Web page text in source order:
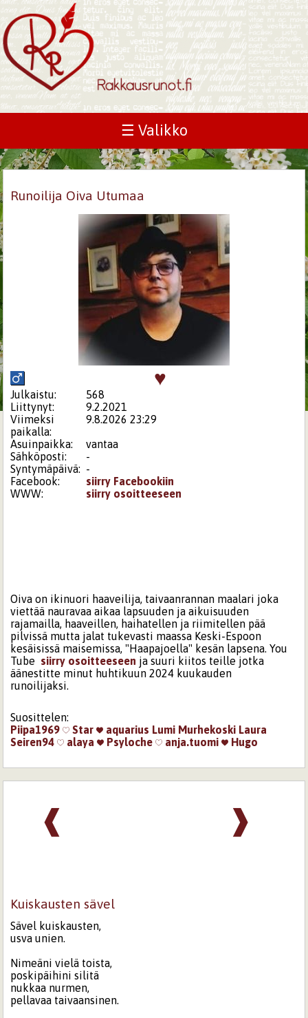
☰ Valikko
Runoilija Oiva Utumaa
♥
Julkaistu:
568
Liittynyt:
9.2.2021
Viimeksi
paikalla:
9.8.2026 23:29
Asuinpaikka:
vantaa
Sähköposti:
-
Syntymäpäivä: -
Facebook:
siirry Facebookiin
WWW:
siirry osoitteeseen
Oiva on ikinuori haaveilija, taivaanrannan maalari joka
viettää nauravaa aikaa lapsuuden ja aikuisuuden
rajamailla, haaveillen, haihatellen ja riimitellen pää
pilvissä mutta jalat tukevasti maassa Keski-Espoon
kesäisissä maisemissa, "Haapajoella" kesän lapsena. You
Tube siirry osoitteeseen ja suuri kiitos teille jotka
äänestitte minut huhtikuun 2024 kuukauden
runoilijaksi.
Suosittelen:
Piipa1969
Star aquarius Lumi Murhekoski Laura
Seiren94
alaya Psyloche anja.tuomi Hugo
❱
❰
Kuiskausten sävel
Sävel kuiskausten,
usva unien.
Nimeäni vielä toista,
poskipäihini silitä
nukkaa nurmen,
pellavaa taivaansinen.